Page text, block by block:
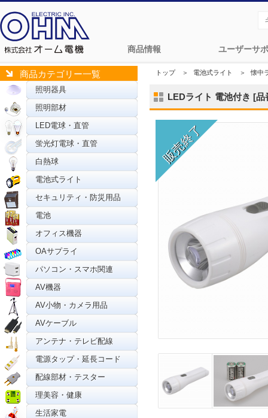
商品情報 ユーザーサ
商品カテゴリー一覧
照明器具
照明部材
LED電球・直管
蛍光灯電球・直管
白熱球
電池式ライト
セキュリティ・防災用品
電池
オフィス機器
OAサプライ
パソコン・スマホ関連
AV機器
AV小物・カメラ用品
AVケーブル
アンテナ・テレビ配線
電源タップ・延長コード
配線部材・テスター
理美容・健康
生活家電
トップ＞ 電池式ライト ＞ 懐中
LEDライト 電池付き [品